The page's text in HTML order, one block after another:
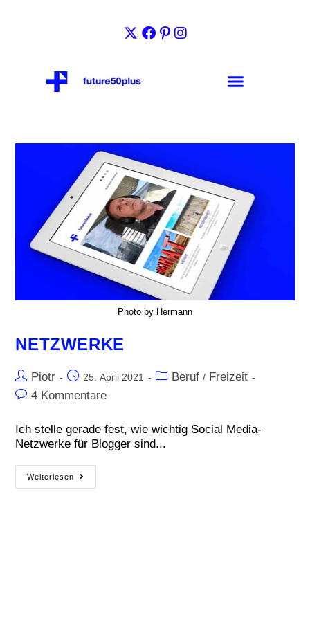
Photo by Hermann
NETZWERKE
Piotr 25. April 2021 Beruf / Freizeit
4 Kommentare
Ich stelle gerade fest, wie wichtig Social Media-
Netzwerke für Blogger sind...
Weiterlesen